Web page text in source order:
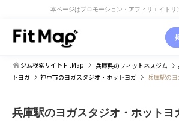
本ページはプロモーション・アフィリエイトリ
ジム検索サイト FitMap 兵庫県のフィットネスジム
トヨガ
神戸市のヨガスタジオ・ホットヨガ 兵庫駅の
兵庫駅のヨガスタジオ・ホットヨ